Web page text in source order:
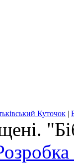
Куточок |